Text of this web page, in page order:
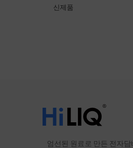
신제품
엄선된 원료로 만든 전자